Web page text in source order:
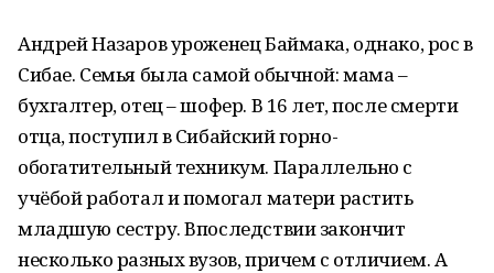
Андрей Назаров уроженец Баймака, однако, рос в
Сибае. Семья была самой обычной: мама –
бухгалтер, отец – шофер. В 16 лет, после смерти
отца, поступил в Сибайский горно-
обогатительный техникум. Параллельно с
учёбой работал и помогал матери растить
младшую сестру. Впоследствии закончит
несколько разных вузов, причем с отличием. А